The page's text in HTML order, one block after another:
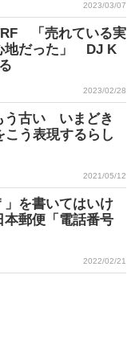
2023/03/07
「売れている実
地だった」 DJ K
2023/02/28
う古い いまどき
こう表現するらし
2021/05/12
を書いてはいけ
郵便「電話番号
2022/02/21